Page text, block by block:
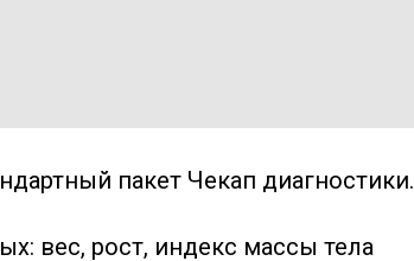
пакет Чекап диагностики.
вес, рост, индекс массы тела